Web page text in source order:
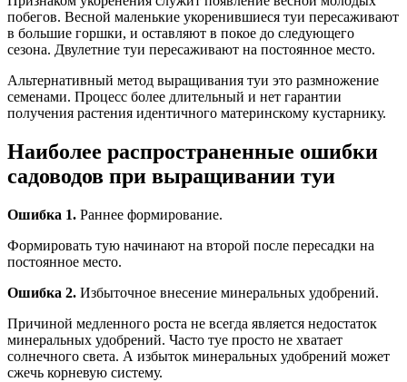
побегов. Весной маленькие укоренившиеся туи пересаживают
в большие горшки, и оставляют в покое до следующего
сезона. Двулетние туи пересаживают на постоянное место.
Альтернативный метод выращивания туи это размножение
семенами. Процесс более длительный и нет гарантии
получения растения идентичного материнскому кустарнику.
Наиболее распространенные ошибки
садоводов при выращивании туи
Ошибка 1. Раннее формирование.
Формировать тую начинают на второй после пересадки на
постоянное место.
Ошибка 2. Избыточное внесение минеральных удобрений.
Причиной медленного роста не всегда является недостаток
минеральных удобрений. Часто туе просто не хватает
солнечного света. А избыток минеральных удобрений может
сжечь корневую систему.